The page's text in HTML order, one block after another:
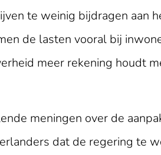
te weinig bijdragen aan
de lasten vooral bij
meer rekening houdt
meningen over de
dat de regering te